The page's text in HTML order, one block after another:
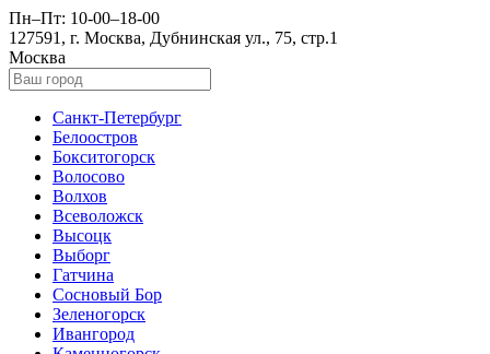
Пн–Пт: 10-00–18-00
127591, г. Москва, Дубнинская ул., 75, стр.1
Москва
Санкт-Петербург
Белоостров
Бокситогорск
Волосово
Волхов
Всеволожск
Высоцк
Выборг
Гатчина
Сосновый Бор
Зеленогорск
Ивангород